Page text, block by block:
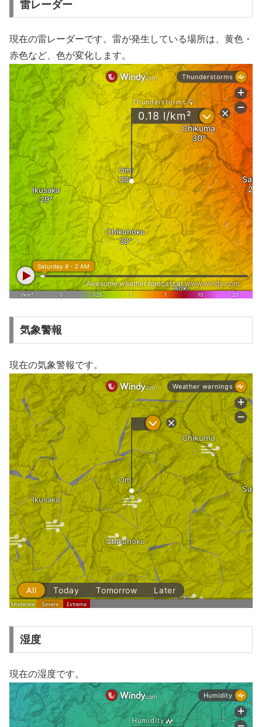
雷レーダー
現在の雷レーダーです。雷が発生している場所は、黄色・
赤色など、色が変化します。
気象警報
現在の気象警報です。
湿度
現在の湿度です。